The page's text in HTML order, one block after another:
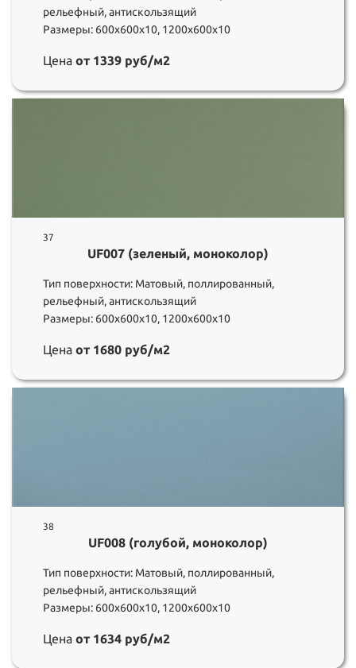
рельефный, антискользящий
Размеры: 600х600х10, 1200х600х10
Цена от 1339 руб/м2
37
UF007 (зеленый, моноколор)
Тип поверхности: Матовый, поллированный,
рельефный, антискользящий
Размеры: 600х600х10, 1200х600х10
Цена от 1680 руб/м2
38
UF008 (голубой, моноколор)
Тип поверхности: Матовый, поллированный,
рельефный, антискользящий
Размеры: 600х600х10, 1200х600х10
Цена от 1634 руб/м2